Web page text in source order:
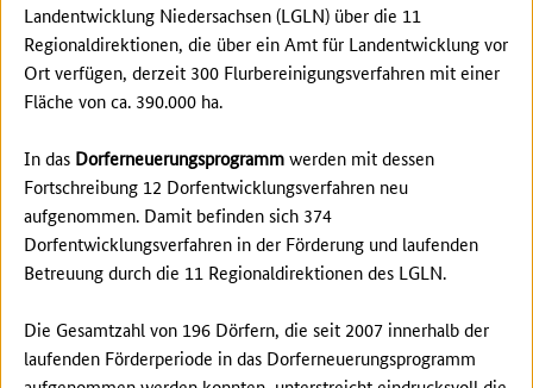
Landentwicklung Niedersachsen (LGLN) über die 11
Regionaldirektionen, die über ein Amt für Landentwicklung vor
Ort verfügen, derzeit 300 Flurbereinigungsverfahren mit einer
Fläche von ca. 390.000 ha.
In das Dorferneuerungsprogrammwerden mit dessen
Fortschreibung 12 Dorfentwicklungs­verfahren neu
aufgenommen. Damit befinden sich 374
Dorfentwicklungsverfahren in der För­derung und laufenden
Betreuung durch die 11 Regionaldirektionen des LGLN.
Die Gesamtzahl von 196 Dörfern, die seit 2007 innerhalb der
laufenden Förderperiode in das Dorferneuerungsprogramm